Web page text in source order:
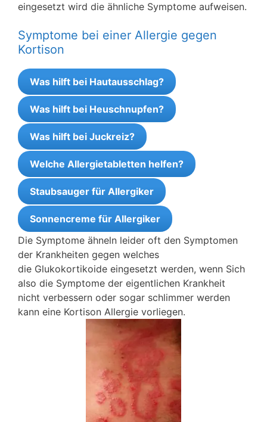
eingesetzt wird die ähnliche Symptome aufweisen.
Symptome bei einer Allergie gegen
Kortison
Was hilft bei Hautausschlag?
Was hilft bei Heuschnupfen?
Was hilft bei Juckreiz?
Welche Allergietabletten helfen?
Staubsauger für Allergiker
Sonnencreme für Allergiker
Die Symptome ähneln leider oft den Symptomen
der Krankheiten gegen welches
die Glukokortikoide eingesetzt werden, wenn Sich
also die Symptome der eigentlichen Krankheit
nicht verbessern oder sogar schlimmer werden
kann eine Kortison Allergie vorliegen.